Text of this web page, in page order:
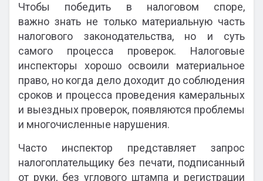
Чтобы победить в налоговом споре,
важно знать не только материальную часть
налогового законодательства, но и суть
самого процесса проверок. Налоговые
инспекторы хорошо освоили материальное
право, но когда дело доходит до соблюдения
сроков и процесса проведения камеральных
и выездных проверок, появляются проблемы
и многочисленные нарушения.
Часто инспектор представляет запрос
налогоплательщику без печати, подписанный
от руки, без углового штампа и регистрации